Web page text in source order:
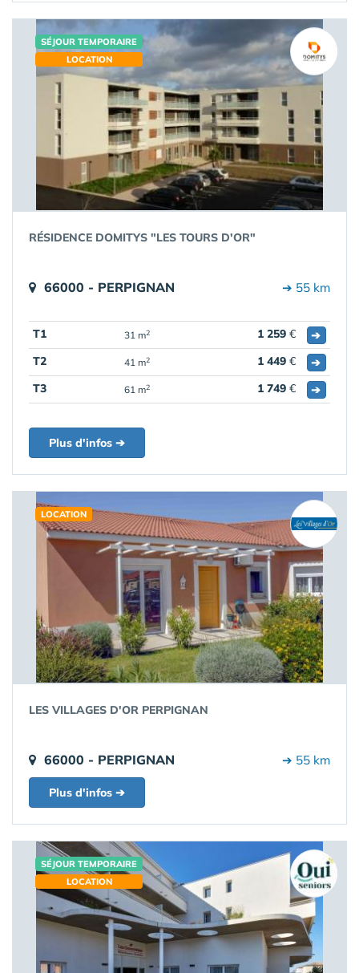
SÉJOUR TEMPORAIRE
LOCATION
RÉSIDENCE DOMITYS "LES TOURS D'OR"
66000 - PERPIGNAN ➔ 55 km
T1 31 m2 1 259 €
➔
T2
41 m2 1 449 €
➔
T3
61 m2 1 749 € ➔
Plus d'infos ➔
LOCATION
LES VILLAGES D'OR PERPIGNAN
66000 - PERPIGNAN ➔ 55 km
Plus d'infos ➔
SÉJOUR TEMPORAIRE
LOCATION